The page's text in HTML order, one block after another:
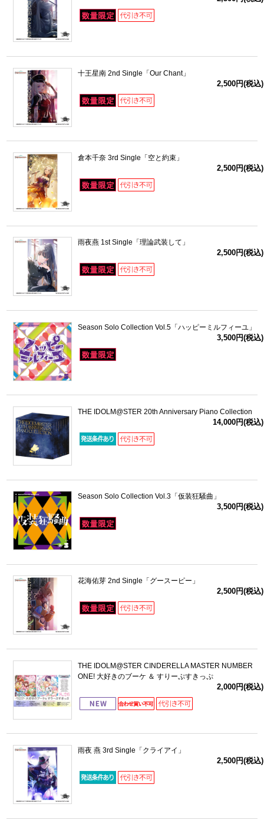
十王星南 2nd Single「Our Chant」
2,500円(税込)
倉本千奈 3rd Single「空と約束」
2,500円(税込)
雨夜燕 1st Single「理論武装して」
2,500円(税込)
Season Solo Collection Vol.5「ハッピーミルフィーユ」
3,500円(税込)
THE IDOLM@STER 20th Anniversary Piano Collection
14,000円(税込)
Season Solo Collection Vol.3「仮装狂騒曲」
3,500円(税込)
花海佑芽 2nd Single「グースーピー」
2,500円(税込)
THE IDOLM@STER CINDERELLA MASTER NUMBER
ONE! 大好きのブーケ ＆ すりーぷすきっぷ
2,000円(税込)
雨夜 燕 3rd Single「クライアイ」
2,500円(税込)